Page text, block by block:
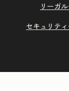
リーガ
セキュリテ